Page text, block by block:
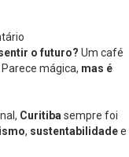
o futuro? Um café
mágica, mas é
Curitiba sempre foi
, sustentabilidadee